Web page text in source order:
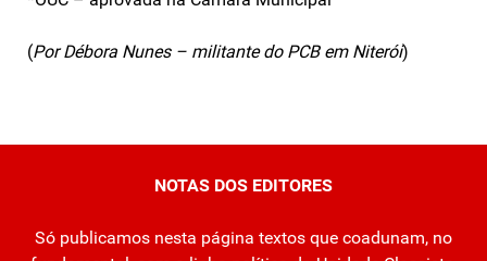
(Por Débora Nunes – militante do PCB em Niterói)
NOTAS DOS EDITORES
Só publicamos nesta página textos que coadunam, no